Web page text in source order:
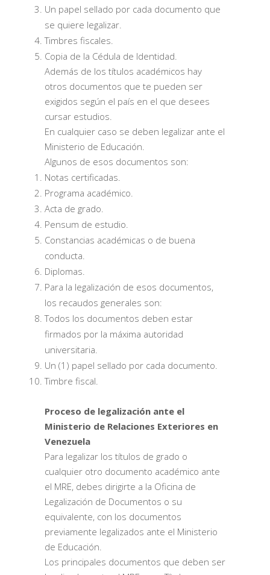
Un papel sellado por cada documento que
se quiere legalizar.
Timbres fiscales.
Copia de la Cédula de Identidad.
Además de los títulos académicos hay
otros documentos que te pueden ser
exigidos según el país en el que desees
cursar estudios.
En cualquier caso se deben legalizar ante el
Ministerio de Educación.
Algunos de esos documentos son:
Notas certificadas.
Programa académico.
Acta de grado.
Pensum de estudio.
Constancias académicas o de buena
conducta.
Diplomas.
Para la legalización de esos documentos,
los recaudos generales son:
Todos los documentos deben estar
firmados por la máxima autoridad
universitaria.
Un (1) papel sellado por cada documento.
Timbre fiscal.
Proceso de legalización ante el
Ministerio de Relaciones Exteriores en
Venezuela
Para legalizar los títulos de grado o
cualquier otro documento académico ante
el MRE, debes dirigirte a la Oficina de
Legalización de Documentos o su
equivalente, con los documentos
previamente legalizados ante el Ministerio
de Educación.
Los principales documentos que deben ser